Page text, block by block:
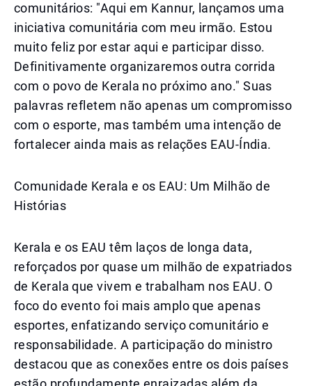
comunitários: "Aqui em Kannur, lançamos uma
iniciativa comunitária com meu irmão. Estou
muito feliz por estar aqui e participar disso.
Definitivamente organizaremos outra corrida
com o povo de Kerala no próximo ano." Suas
palavras refletem não apenas um compromisso
com o esporte, mas também uma intenção de
fortalecer ainda mais as relações EAU-Índia.
Comunidade Kerala e os EAU: Um Milhão de
Histórias
Kerala e os EAU têm laços de longa data,
reforçados por quase um milhão de expatriados
de Kerala que vivem e trabalham nos EAU. O
foco do evento foi mais amplo que apenas
esportes, enfatizando serviço comunitário e
responsabilidade. A participação do ministro
destacou que as conexões entre os dois países